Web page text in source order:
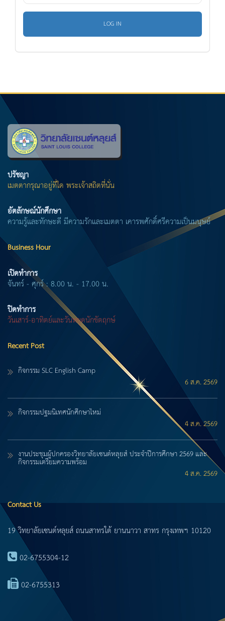
ปรัชญา
เมตตากรุณาอยู่ที่ใด พระเจ้าสถิตที่นั่น
อัตลักษณ์นักศึกษา
ความรู้และทักษะดี มีความรักและเมตตา เคารพศักดิ์ศรีความเป็นมนุษย์
Business Hour
เปิดทำการ
จันทร์ - ศุกร์ : 8.00 น. - 17.00 น.
ปิดทำการ
วันเสาร์-อาทิตย์และวันหยุดนักขัตฤกษ์
Recent Post
กิจกรรม SLC English Camp
6 ส.ค. 2569
กิจกรรมปฐมนิเทศนักศึกษาใหม่
4 ส.ค. 2569
งานประชุมผู้ปกครองวิทยาลัยเซนต์หลุยส์ ประจำปีการศึกษา 2569 และ
กิจกรรมเตรียมความพร้อม
4 ส.ค. 2569
Contact Us
19 วิทยาลัยเซนต์หลุยส์ ถนนสาทรใต้ ยานนาวา สาทร กรุงเทพฯ 10120
02-6755304-12
02-6755313